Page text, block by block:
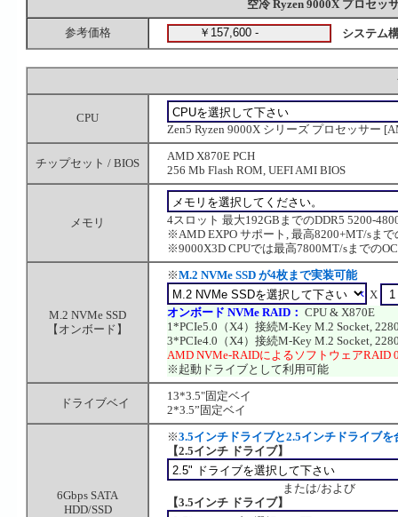
空冷 Ryzen 9000X プロセッ
参考価格 システム
CPU
Zen5 Ryzen 9000X シリーズ プロセッサー
チップセット / BIOS
AMD X870E PCH
256 Mb Flash ROM, UEFI AMI BIOS
メモリ
4スロット 最大192GBまでのDDR5 5200-
※AMD EXPO サポート, 最高8200+MT/sま
※9000X3D CPUでは最高7800MT/sまでの
M.2 NVMe SSD
【オンボード】
※M.2 NVMe SSD が4枚まで実装可能
X
オンボード NVMe RAID： CPU & X870E
1*PCIe5.0（X4）接続M-Key M.2 Socket,
3*PCIe4.0（X4）接続M-Key M.2 Socket,
AMD NVMe-RAIDによるソフトウェアRAID
※起動ドライブとして利用可能
ドライブベイ
13*3.5"固定ベイ
2*3.5”固定ベイ
6Gbps SATA
HDD/SSD
※3.5インチドライブと2.5インチドライブ
【2.5インチ ドライブ】
または/および
【3.5インチ ドライブ】